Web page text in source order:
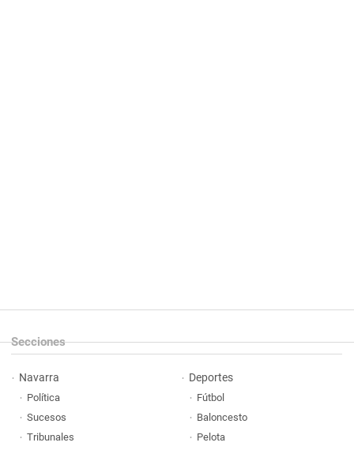
Secciones
Navarra
Política
Sucesos
Tribunales
Deportes
Fútbol
Baloncesto
Pelota